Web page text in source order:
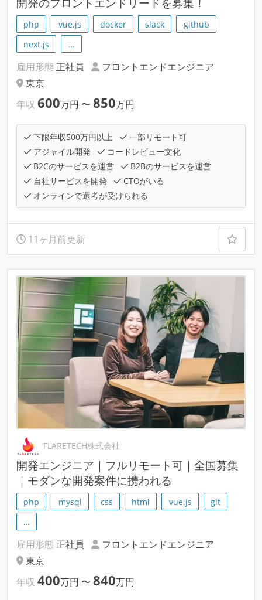
php vue.js docker slack
github
next.js
…
雇用形態 正社員
フロントエンドエンジニア
東京
年収 600万円 〜 850万円
下限年収500万円以上
一部リモート可
アジャイル開発
コードレビュー文化
B2Cのサービスを運営
B2Bのサービスを運営
自社サービスを開発
CTOがいる
オンラインで選考が受けられる
11ヶ月前更新
FLARETECH株式会社
開発エンジニア｜フルリモート可｜全国募集
｜モダンな開発案件に携われる
php mysql css html vue.js
git
…
雇用形態 正社員
フロントエンドエンジニア
東京
年収 400万円 〜 840万円